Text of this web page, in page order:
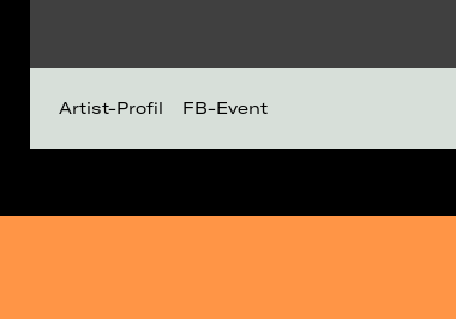
Artist-Profil FB-Event